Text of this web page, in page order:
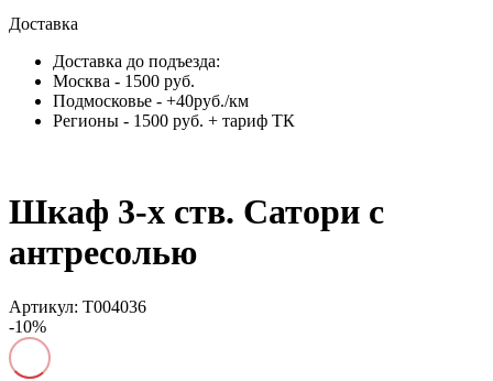
Доставка
Доставка до подъезда:
Москва - 1500 руб.
Подмосковье - +40руб./км
Регионы - 1500 руб. + тариф ТК
Шкаф 3-х ств. Сатори с
антресолью
Артикул: Т004036
-10%